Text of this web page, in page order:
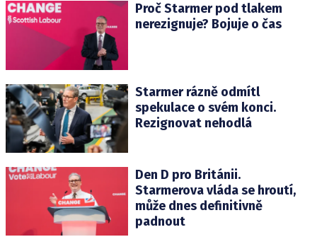
Proč Starmer pod tlakem
nerezignuje? Bojuje o čas
Starmer rázně odmítl
spekulace o svém konci.
Rezignovat nehodlá
Den D pro Británii.
Starmerova vláda se hroutí,
může dnes definitivně
padnout